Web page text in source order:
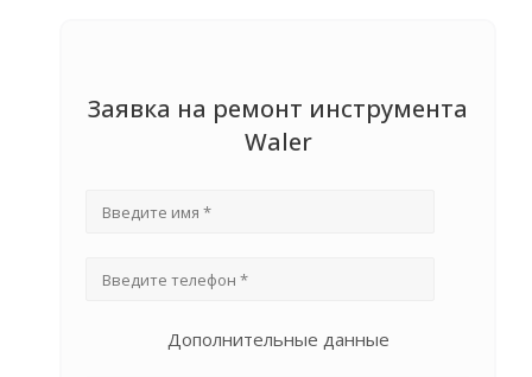
Заявка на ремонт инструмента
Waler
Дополнительные данные